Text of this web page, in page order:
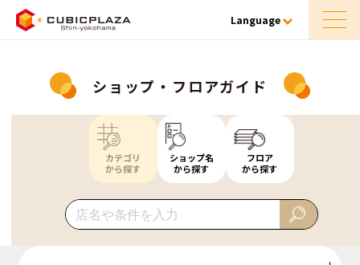
Language
ショップ・フロアガイド
カテゴリ
から探す
ショップ名
から探す
フロア
から探す